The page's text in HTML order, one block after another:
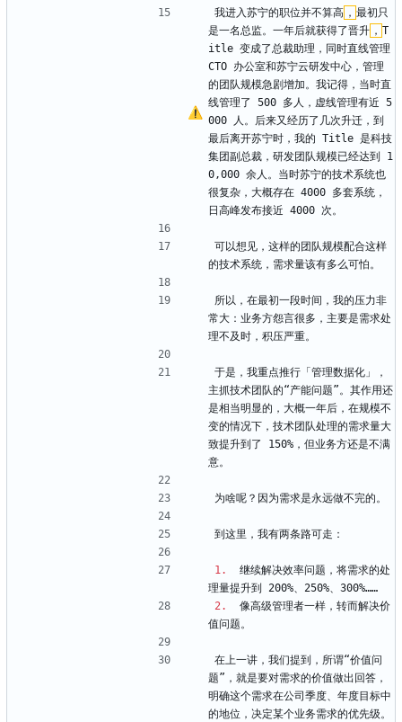
我进入苏宁的职位并不算高 ， 最初只
是一名总监。一年后就获得了晋升 ， T
itle 变成了总裁助理，同时直线管理
CTO 办公室和苏宁云研发中心，管理
的团队规模急剧增加。我记得，当时直
线管理了 500 多人，虚线管理有近 5
000 人。后来又经历了几次升迁，到
最后离开苏宁时，我的 Title 是科技
集团副总裁，研发团队规模已经达到 1
0,000 余人。当时苏宁的技术系统也
很复杂，大概存在 4000 多套系统，
日高峰发布接近 4000 次。
可以想见，这样的团队规模配合这样
的技术系统，需求量该有多么可怕。
所以，在最初一段时间，我的压力非
常大：业务方怨言很多，主要是需求处
理不及时，积压严重。
于是，我重点推行「管理数据化」，
主抓技术团队的“产能问题”。其作用还
是相当明显的，大概一年后，在规模不
变的情况下，技术团队处理的需求量大
致提升到了 150%，但业务方还是不满
意。
为啥呢？因为需求是永远做不完的。
到这里，我有两条路可走：
1.
  继续解决效率问题，将需求的处
理量提升到 200%、250%、300%……
2.
  像高级管理者一样，转而解决价
值问题。
在上一讲，我们提到，所谓“价值问
题”，就是要对需求的价值做出回答，
明确这个需求在公司季度、年度目标中
的地位，决定某个业务需求的优先级。